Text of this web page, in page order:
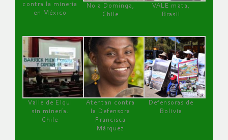
contra la minería
en México
No a Dominga,
Chile
VALE mata,
Brasil
Valle de Elqui
sin minería.
Chile
Atentan contra
la Defensora
Francisca
Márquez
Defensoras de
Bolivia